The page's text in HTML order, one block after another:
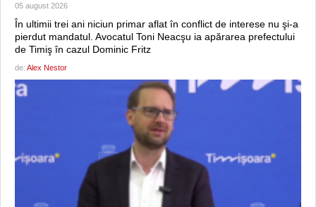
05 august 2026
În ultimii trei ani niciun primar aflat în conflict de interese nu şi-a
pierdut mandatul. Avocatul Toni Neacşu ia apărarea prefectului
de Timiş în cazul Dominic Fritz
de: Alex Nestor